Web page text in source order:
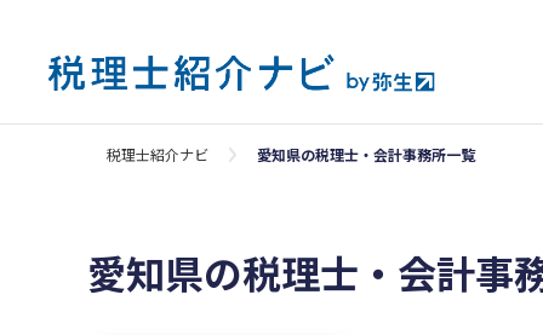
税理士紹介ナビ 愛知県の税理士・会計事務所一覧
愛知県の税理士・会計事